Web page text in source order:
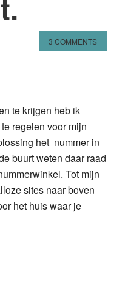
3 COMMENTS
te krijgen heb ik
regelen voor mijn
het nummer in
buurt weten daar raad
Tot mijn
sites naar boven
het huis waar je